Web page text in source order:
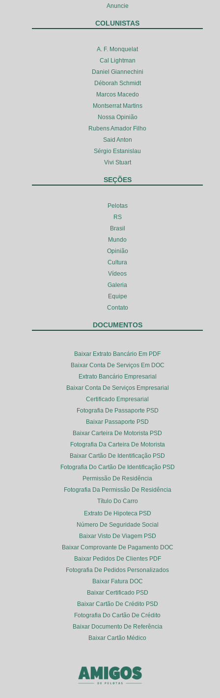
Anuncie
COLUNISTAS
A. F. Monquelat
Cal Lightman
Daniel Giannechini
Déborah Schmidt
Marcos Macedo
Montserrat Martins
Nossa Opinião
Rubens Amador Filho
Said Anton
Sérgio Estanislau
Vivi Stuart
SEÇÕES
Pelotas
RS
Brasil
Mundo
Opinião
Cultura
Vídeos
Galeria
Equipe
Contato
DOCUMENTOS
Baixar Extrato Bancário Em PDF
Baixar Conta De Serviços Em DOC
Extrato Bancário Empresarial
Baixar Conta De Serviços Empresarial
Certificado Empresarial
Fotografia De Passaporte PSD
Baixar Passaporte PSD
Baixar Carteira De Motorista PSD
Fotografia Da Carteira De Motorista
Baixar Cartão De Identificação PSD
Fotografia Do Cartão De Identificação PSD
Permissão De Residência
Fotografia Da Permissão De Residência
Título Do Carro
Extrato De Hipoteca PSD
Número De Seguridade Social
Baixar Visto De Viagem PSD
Baixar Comprovante De Pagamento DOC
Baixar Pedidos De Clientes PDF
Fotografia De Pedidos Personalizados
Baixar Fatura DOC
Baixar Certificado PSD
Baixar Cartão De Crédito PSD
Fotografia Do Cartão De Crédito
Baixar Documento De Referência
Baixar Cartão Médico